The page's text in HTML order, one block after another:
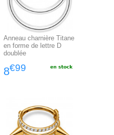
Anneau charnière Titane
en forme de lettre D
doublée
8€99